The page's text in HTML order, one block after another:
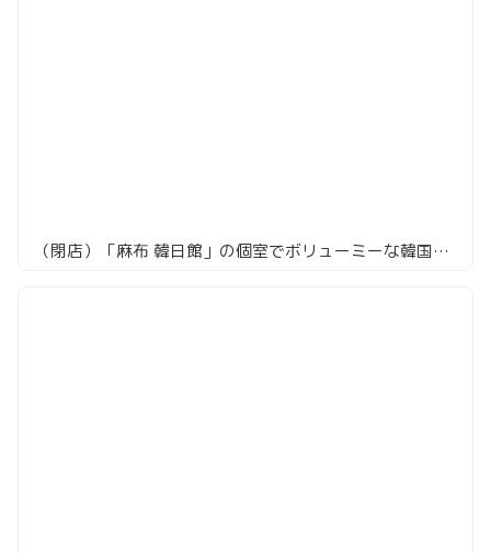
（閉店）「麻布 韓日館」の個室でボリューミーな韓国焼肉を堪能！